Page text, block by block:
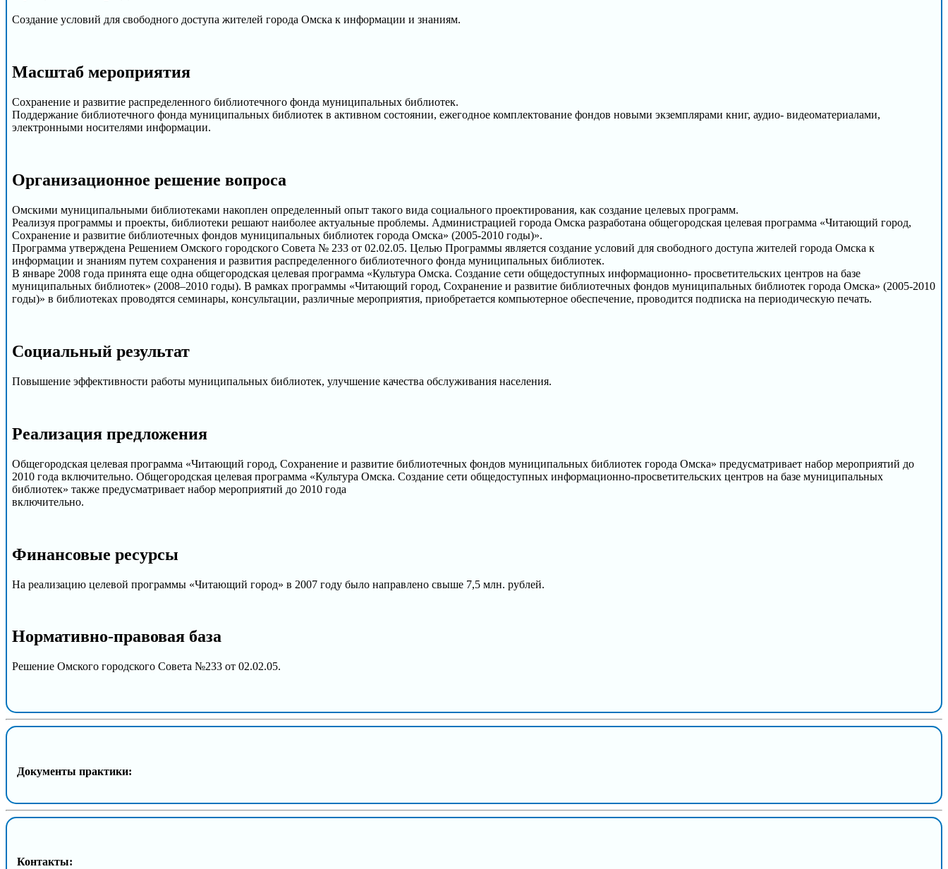
Создание условий для свободного доступа жителей города Омска к информации и знаниям.
Масштаб мероприятия
Сохранение и развитие распределенного библиотечного фонда муниципальных библиотек.
Поддержание библиотечного фонда муниципальных библиотек в активном состоянии, ежегодное комплектование фондов новыми экземплярами книг, аудио- видеоматериалами,
электронными носителями информации.
Организационное решение вопроса
Омскими муниципальными библиотеками накоплен определенный опыт такого вида социального проектирования, как создание целевых программ.
Реализуя программы и проекты, библиотеки решают наиболее актуальные проблемы. Администрацией города Омска разработана общегородская целевая программа «Читающий город,
Сохранение и развитие библиотечных фондов муниципальных библиотек города Омска» (2005-2010 годы)».
Программа утверждена Решением Омского городского Совета № 233 от 02.02.05. Целью Программы является создание условий для свободного доступа жителей города Омска к
информации и знаниям путем сохранения и развития распределенного библиотечного фонда муниципальных библиотек.
В январе 2008 года принята еще одна общегородская целевая программа «Культура Омска. Создание сети общедоступных информационно- просветительских центров на базе
муниципальных библиотек» (2008–2010 годы). В рамках программы «Читающий город, Сохранение и развитие библиотечных фондов муниципальных библиотек города Омска» (2005-2010
годы)» в библиотеках проводятся семинары, консультации, различные мероприятия, приобретается компьютерное обеспечение, проводится подписка на периодическую печать.
Cоциальный результат
Повышение эффективности работы муниципальных библиотек, улучшение качества обслуживания населения.
Реализация предложения
Общегородская целевая программа «Читающий город, Сохранение и развитие библиотечных фондов муниципальных библиотек города Омска» предусматривает набор мероприятий до
2010 года включительно. Общегородская целевая программа «Культура Омска. Создание сети общедоступных информационно-просветительских центров на базе муниципальных
библиотек» также предусматривает набор мероприятий до 2010 года
включительно.
Финансовые ресурсы
На реализацию целевой программы «Читающий город» в 2007 году было направлено свыше 7,5 млн. рублей.
Нормативно-правовая база
Решение Омского городского Совета №233 от 02.02.05.
Документы практики:
Контакты: